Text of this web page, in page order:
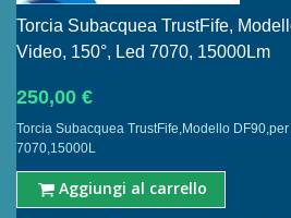
Torcia Subacquea TrustFife,
Video, 150°, Led 7070, 15000Lm
250,00 €
Torcia Subacquea TrustFife,Modello
7070,15000L
Aggiungi al carrello